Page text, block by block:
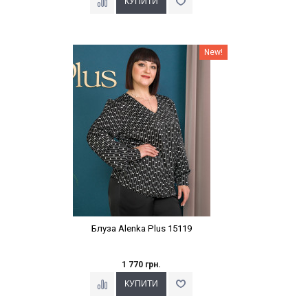
Наклейки Варіант з % New!
Блуза Alenka Plus 15119
1 770 грн.